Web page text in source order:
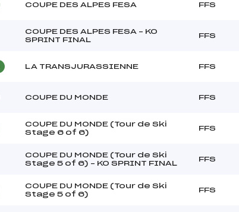
COUPE DES ALPES FESA FFS
COUPE DES ALPES FESA – KO
SPRINT FINAL
FFS
LA TRANSJURASSIENNE FFS
COUPE DU MONDE FFS
COUPE DU MONDE (Tour de Ski
Stage 6 of 6)
FFS
COUPE DU MONDE (Tour de Ski
Stage 5 of 6) – KO SPRINT FINAL
FFS
COUPE DU MONDE (Tour de Ski
Stage 5 of 6)
FFS